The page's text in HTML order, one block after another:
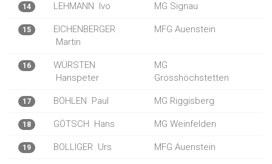
14 LEHMANN Ivo MG Signau
15
EICHENBERGER
Martin
MFG Auenstein
16
WÜRSTEN
Hanspeter
MG
Grosshöchstetten
17 BÖHLEN Paul MG Riggisberg
18 GÖTSCH Hans MG Weinfelden
19 BOLLIGER Urs MFG Auenstein